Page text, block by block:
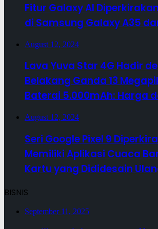
Fitur Galaxy AI
di Samsung Galaxy A35
August 12, 2024
Lava Yuva Star 4G Hadir
Belakang Ganda 13
Baterai 5.000mAh: Harga
August 12, 2024
Seri Google Pixel 9
Memiliki Aplikasi Cuaca
Kartu yang Dididesain
BISNIS
September 11, 2025